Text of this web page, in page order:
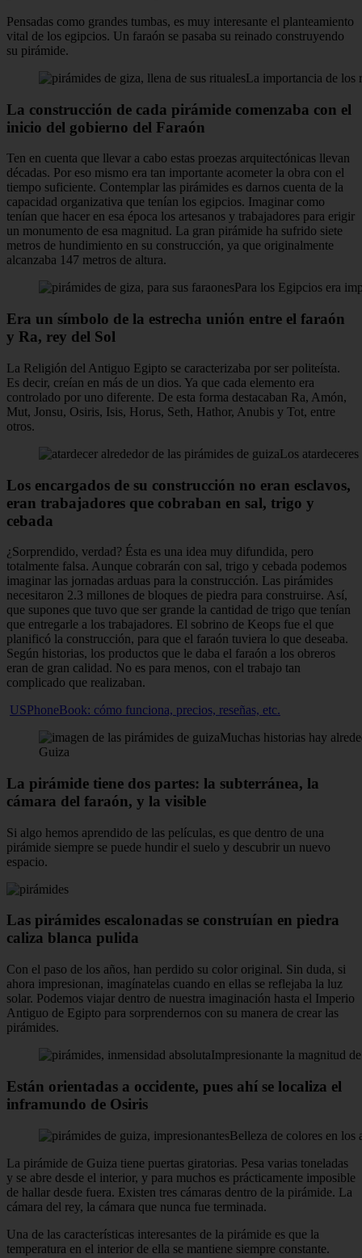
Pensadas como grandes tumbas, es muy interesante el planteamiento
vital de los egipcios. Un faraón se pasaba su reinado construyendo
su pirámide.
La importancia de los
La construcción de cada pirámide comenzaba con el
inicio del gobierno del Faraón
Ten en cuenta que llevar a cabo estas proezas arquitectónicas llevan
décadas. Por eso mismo era tan importante acometer la obra con el
tiempo suficiente. Contemplar las pirámides es darnos cuenta de la
capacidad organizativa que tenían los egipcios. Imaginar como
tenían que hacer en esa época los artesanos y trabajadores para erigir
un monumento de esa magnitud. La gran pirámide ha sufrido siete
metros de hundimiento en su construcción, ya que originalmente
alcanzaba 147 metros de altura.
Para los Egipcios era
Era un símbolo de la estrecha unión entre el faraón
y Ra, rey del Sol
La Religión del Antiguo Egipto se caracterizaba por ser politeísta.
Es decir, creían en más de un dios. Ya que cada elemento era
controlado por uno diferente. De esta forma destacaban Ra, Amón,
Mut, Jonsu, Osiris, Isis, Horus, Seth, Hathor, Anubis y Tot, entre
otros.
Los
Los encargados de su construcción no eran esclavos,
eran trabajadores que cobraban en sal, trigo y
cebada
¿Sorprendido, verdad? Ésta es una idea muy difundida, pero
totalmente falsa. Aunque cobrarán con sal, trigo y cebada podemos
imaginar las jornadas arduas para la construcción. Las pirámides
necesitaron 2.3 millones de bloques de piedra para construirse. Así,
que supones que tuvo que ser grande la cantidad de trigo que tenían
que entregarle a los trabajadores. El sobrino de Keops fue el que
planificó la construcción, para que el faraón tuviera lo que deseaba.
Según historias, los productos que le daba el faraón a los obreros
eran de gran calidad. No es para menos, con el trabajo tan
complicado que realizaban.
USPhoneBook: cómo funciona, precios, reseñas, etc.
Muchas historias hay
Guiza
La pirámide tiene dos partes: la subterránea, la
cámara del faraón, y la visible
Si algo hemos aprendido de las películas, es que dentro de una
pirámide siempre se puede hundir el suelo y descubrir un nuevo
espacio.
Las pirámides escalonadas se construían en piedra
caliza blanca pulida
Con el paso de los años, han perdido su color original. Sin duda, si
ahora impresionan, imagínatelas cuando en ellas se reflejaba la luz
solar. Podemos viajar dentro de nuestra imaginación hasta el Imperio
Antiguo de Egipto para sorprendernos con su manera de crear las
pirámides.
Impresionante la magnitud
Están orientadas a occidente, pues ahí se localiza el
inframundo de Osiris
Belleza de colores en los
La pirámide de Guiza tiene puertas giratorias. Pesa varias toneladas
y se abre desde el interior, y para muchos es prácticamente imposible
de hallar desde fuera. Existen tres cámaras dentro de la pirámide. La
cámara del rey, la cámara que nunca fue terminada.
Una de las características interesantes de la pirámide es que la
temperatura en el interior de ella se mantiene siempre constante.